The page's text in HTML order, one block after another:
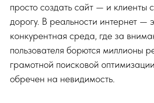
просто создать сайт — и клиенты
дорогу. В реальности интернет —
конкурентная среда, где за
пользователя борются миллионы
грамотной поисковой
обречен на невидимость.